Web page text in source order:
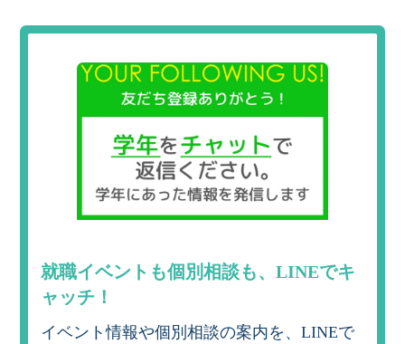
就職イベントも個別相談も、LINEでキ
ャッチ！
イベント情報や個別相談の案内を、LINEで